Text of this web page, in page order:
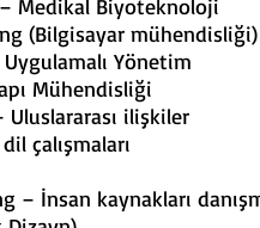
MSc –
MSc –
MSc –
MA –
– İngiliz dil
4
– İnsan